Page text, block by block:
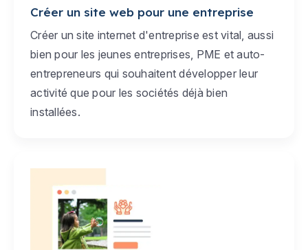
Créer un site web pour une entreprise
Créer un site internet d'entreprise est vital, aussi
bien pour les jeunes entreprises, PME et auto-
entrepreneurs qui souhaitent développer leur
activité que pour les sociétés déjà bien
installées.